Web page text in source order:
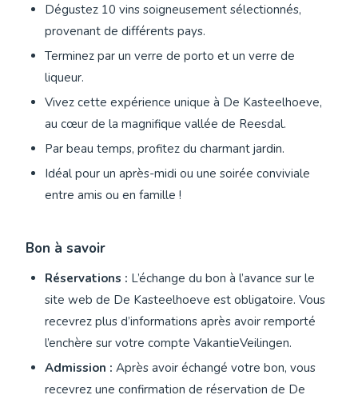
Dégustez 10 vins soigneusement sélectionnés,
provenant de différents pays.
Terminez par un verre de porto et un verre de
liqueur.
Vivez cette expérience unique à De Kasteelhoeve,
au cœur de la magnifique vallée de Reesdal.
Par beau temps, profitez du charmant jardin.
Idéal pour un après-midi ou une soirée conviviale
entre amis ou en famille !
Bon à savoir
Réservations : L’échange du bon à l’avance sur le
site web de De Kasteelhoeve est obligatoire. Vous
recevrez plus d’informations après avoir remporté
l’enchère sur votre compte VakantieVeilingen.
Admission : Après avoir échangé votre bon, vous
recevrez une confirmation de réservation de De